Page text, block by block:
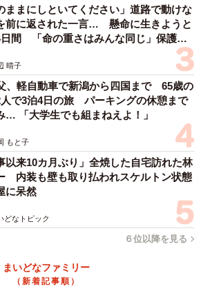
パッとしないというのはたしかに異
はなぜ外部に伝わっていないのだろ
かすべく、県民性に関する数々の著
版プロデューサーの 岩中祥史さん に
将」):岐阜の魅力がなぜ外部に伝わ
か。
屋の植民地”という言葉が流行った
都市名古屋まで電車ですぐに行ける
特性、実際、岐阜に住んで名古屋に
きく影響しているようです。西を見
ままにしといてください」道路で動けな
前に返された一言… 懸命に生きようと
日間 「命の重さはみんな同じ」保護団
晴子
、軽自動車で新潟から四国まで 65歳の
で3泊4日の旅 パーキングの休憩まで
… 「大学生でも組まねえよ！」
もと子
以来10カ月ぶり」全焼した自宅訪れた林
内装も壁も取り払われスケルトン状態
に呆然
どなトピック
６位以降を見る
まいどなファミリー
（新着記事順）